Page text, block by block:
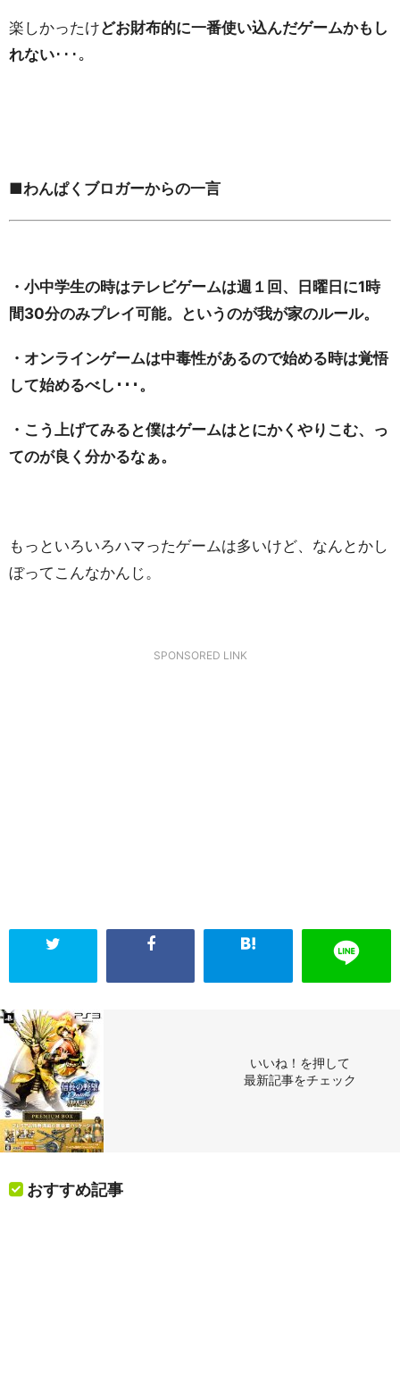
楽しかったけどお財布的に一番使い込んだゲームかもし
れない･･･。
■わんぱくブロガーからの一言
・小中学生の時はテレビゲームは週１回、日曜日に1時
間30分のみプレイ可能。というのが我が家のルール。
・オンラインゲームは中毒性があるので始める時は覚悟
して始めるべし･･･。
・こう上げてみると僕はゲームはとにかくやりこむ、っ
てのが良く分かるなぁ。
もっといろいろハマったゲームは多いけど、なんとかし
ぼってこんなかんじ。
SPONSORED LINK
いいね！を押して
最新記事をチェック
おすすめ記事